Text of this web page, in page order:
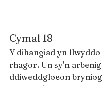
Cymal 18
Y dihangiad yn
rhagor. Un sy'n
ddiweddgloeon